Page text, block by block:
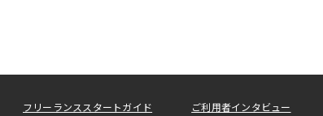
フリーランススタートガイド ご利用者インタビュー